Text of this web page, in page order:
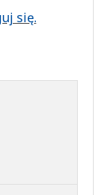
się.